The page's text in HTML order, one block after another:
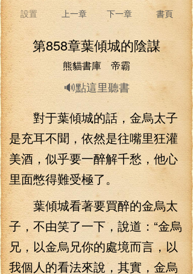
設置 上一章 下一章 書頁
第858章葉傾城的陰謀
熊貓書庫 帝霸
🔊點這里聽書
對于葉傾城的話，金烏太子
是充耳不聞，依然是往嘴里狂灌
美酒，似乎要一醉解千愁，他心
里面憋得難受極了。
葉傾城看著要買醉的金烏太
子，不由笑了一下，說道：“金烏
兄，以金烏兄你的處境而言，以
我個人的看法來說，其實，金烏